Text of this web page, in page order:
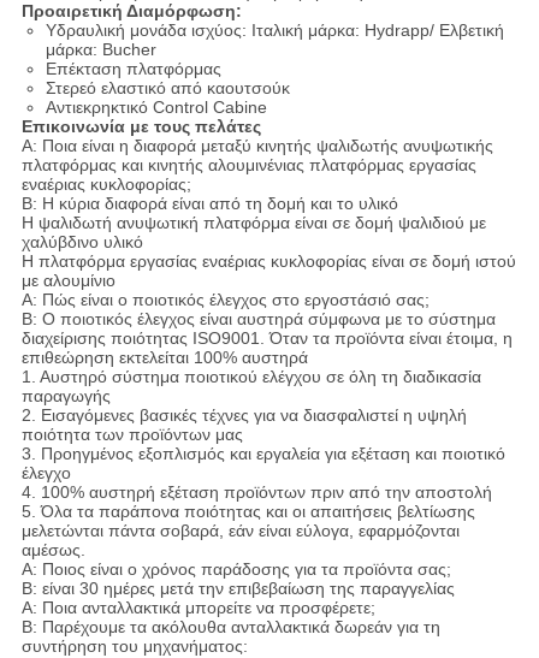
Προαιρετική Διαμόρφωση:
Υδραυλική μονάδα ισχύος: Ιταλική μάρκα: Hydrapp/ Ελβετική
μάρκα: Bucher
Επέκταση πλατφόρμας
Στερεό ελαστικό από καουτσούκ
Αντιεκρηκτικό Control Cabine
Επικοινωνία με τους πελάτες
Α: Ποια είναι η διαφορά μεταξύ κινητής ψαλιδωτής ανυψωτικής
πλατφόρμας και κινητής αλουμινένιας πλατφόρμας εργασίας
εναέριας κυκλοφορίας;
Β: Η κύρια διαφορά είναι από τη δομή και το υλικό
Η ψαλιδωτή ανυψωτική πλατφόρμα είναι σε δομή ψαλιδιού με
χαλύβδινο υλικό
Η πλατφόρμα εργασίας εναέριας κυκλοφορίας είναι σε δομή ιστού
με αλουμίνιο
Α: Πώς είναι ο ποιοτικός έλεγχος στο εργοστάσιό σας;
Β: Ο ποιοτικός έλεγχος είναι αυστηρά σύμφωνα με το σύστημα
διαχείρισης ποιότητας ISO9001. Όταν τα προϊόντα είναι έτοιμα, η
επιθεώρηση εκτελείται 100% αυστηρά
1. Αυστηρό σύστημα ποιοτικού ελέγχου σε όλη τη διαδικασία
παραγωγής
2. Εισαγόμενες βασικές τέχνες για να διασφαλιστεί η υψηλή
ποιότητα των προϊόντων μας
3. Προηγμένος εξοπλισμός και εργαλεία για εξέταση και ποιοτικό
έλεγχο
4. 100% αυστηρή εξέταση προϊόντων πριν από την αποστολή
5. Όλα τα παράπονα ποιότητας και οι απαιτήσεις βελτίωσης
μελετώνται πάντα σοβαρά, εάν είναι εύλογα, εφαρμόζονται
αμέσως.
Α: Ποιος είναι ο χρόνος παράδοσης για τα προϊόντα σας;
Β: είναι 30 ημέρες μετά την επιβεβαίωση της παραγγελίας
Α: Ποια ανταλλακτικά μπορείτε να προσφέρετε;
Β: Παρέχουμε τα ακόλουθα ανταλλακτικά δωρεάν για τη
συντήρηση του μηχανήματος: